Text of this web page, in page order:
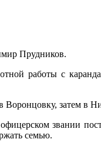
Прудников.
работы с
в Воронцовку, затем в
звании
семью.